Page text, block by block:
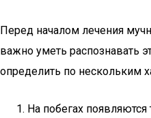
Перед началом лечения
важно уметь распознавать
определить по нескольким
На побегах